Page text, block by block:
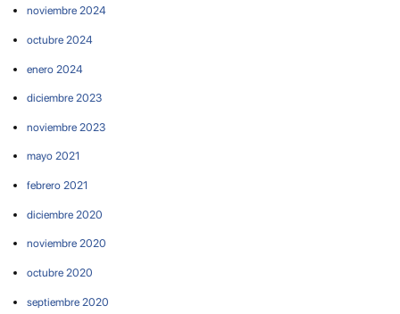
noviembre 2024
octubre 2024
enero 2024
diciembre 2023
noviembre 2023
mayo 2021
febrero 2021
diciembre 2020
noviembre 2020
octubre 2020
septiembre 2020